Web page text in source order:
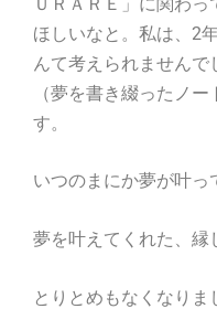
ほしいなと。私は、2
んて考えられませんで
（夢を書き綴ったノ
す。
いつのまにか夢が叶っ
夢を叶えてくれた、縁
とりとめもなくなり